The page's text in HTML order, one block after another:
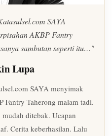
SAYA
AKBP Fantry
sambutan seperti itu…"
Lupa
SAYA menyimak
Fantry Taherong malam tadi.
ditebak. Ucapan
Cerita keberhasilan. Lalu